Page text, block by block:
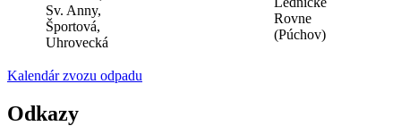
Sv. Anny,
Športová,
Uhrovecká
Rovne
(Púchov)
Kalendár zvozu odpadu
Odkazy